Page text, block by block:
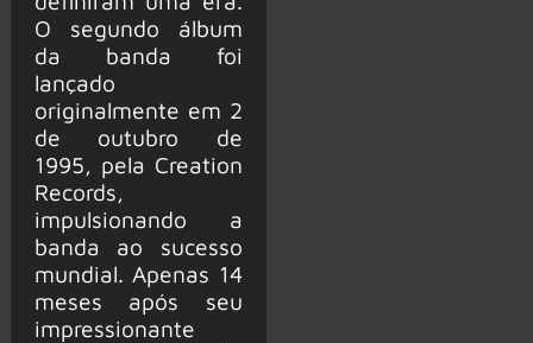
O segundo álbum
da banda foi
lançado
originalmente em 2
de outubro de
1995, pela Creation
Records,
impulsionando a
banda ao sucesso
mundial. Apenas 14
meses após seu
impressionante